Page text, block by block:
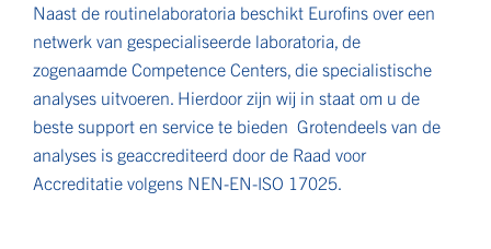
Naast de routinelaboratoria beschikt Eurofins over een
netwerk van gespecialiseerde laboratoria, de
zogenaamde Competence Centers, die specialistische
analyses uitvoeren. Hierdoor zijn wij in staat om u de
beste support en service te bieden Grotendeels van de
analyses is geaccrediteerd door de Raad voor
Accreditatie volgens NEN-EN-ISO 17025.